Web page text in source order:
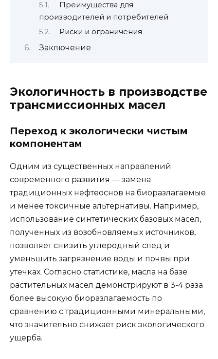
Преимущества для
производителей и потребителей
Риски и ограничения
Заключение
Экологичность в производстве
трансмиссионных масел
Переход к экологически чистым
компонентам
Одним из существенных направлений
современного развития — замена
традиционных нефтеоснов на биоразлагаемые
и менее токсичные альтернативы. Например,
использование синтетических базовых масел,
полученных из возобновляемых источников,
позволяет снизить углеродный след и
уменьшить загрязнение воды и почвы при
утечках. Согласно статистике, масла на базе
растительных масел демонстрируют в 3-4 раза
более высокую биоразлагаемость по
сравнению с традиционными минеральными,
что значительно снижает риск экологического
ущерба.